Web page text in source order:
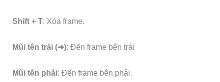
Shift + T: Xóa frame.
Mũi tên trái (➜): Đến frame bên trái
Mũi tên phải: Đến frame bên phải.